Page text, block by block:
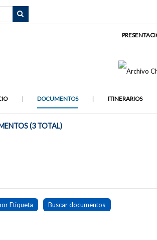
DOCUMENTOS ITINERARIOS
(3 TOTAL)
Etiqueta Buscar documentos